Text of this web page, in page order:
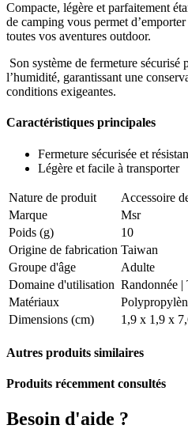
Compacte, légère et parfaitement
de camping vous permet
toutes vos aventures outdoor.
Son système de fermeture sécurisé
l’humidité, garantissant une
conditions exigeantes.
Caractéristiques principales
Fermeture sécurisée et
Légère et facile à transporter
Nature de produit
Accessoire
Marque
Msr
Poids (g)
10
Origine de fabrication Taiwan
Groupe d'âge
Adulte
Domaine d'utilisation Randonnée |
Matériaux
Dimensions (cm)
1,9 x 1,9 x
Autres produits similaires
Produits récemment consultés
Besoin d'aide ?